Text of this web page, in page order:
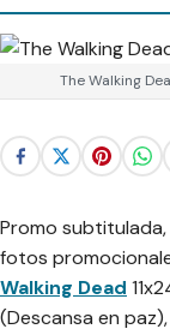
The Walking
Promo
fotos
Walking Dead
(Descansa en